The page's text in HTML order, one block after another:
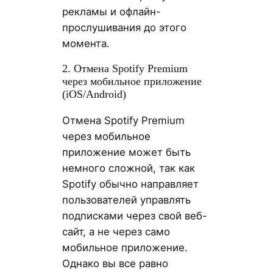
рекламы и офлайн-
прослушивания до этого
момента.
2. Отмена Spotify Premium
через мобильное приложение
(iOS/Android)
Отмена Spotify Premium
через мобильное
приложение может быть
немного сложной, так как
Spotify обычно направляет
пользователей управлять
подписками через свой веб-
сайт, а не через само
мобильное приложение.
Однако вы все равно